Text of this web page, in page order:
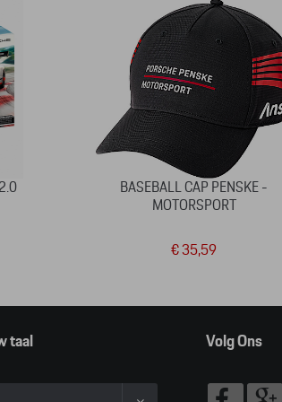
BASEBALL CAP PENSKE -
MOTORSPORT
€ 35,59
taal Volg Ons